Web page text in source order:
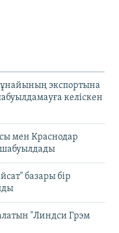
экспортына
келіскен
мен Краснодар
базары бір
"Линдси Грэм